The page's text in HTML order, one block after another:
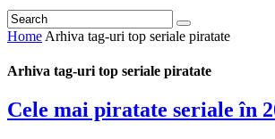
Home Arhiva tag-uri top seriale piratate
Arhiva tag-uri top seriale piratate
Cele mai piratate seriale în